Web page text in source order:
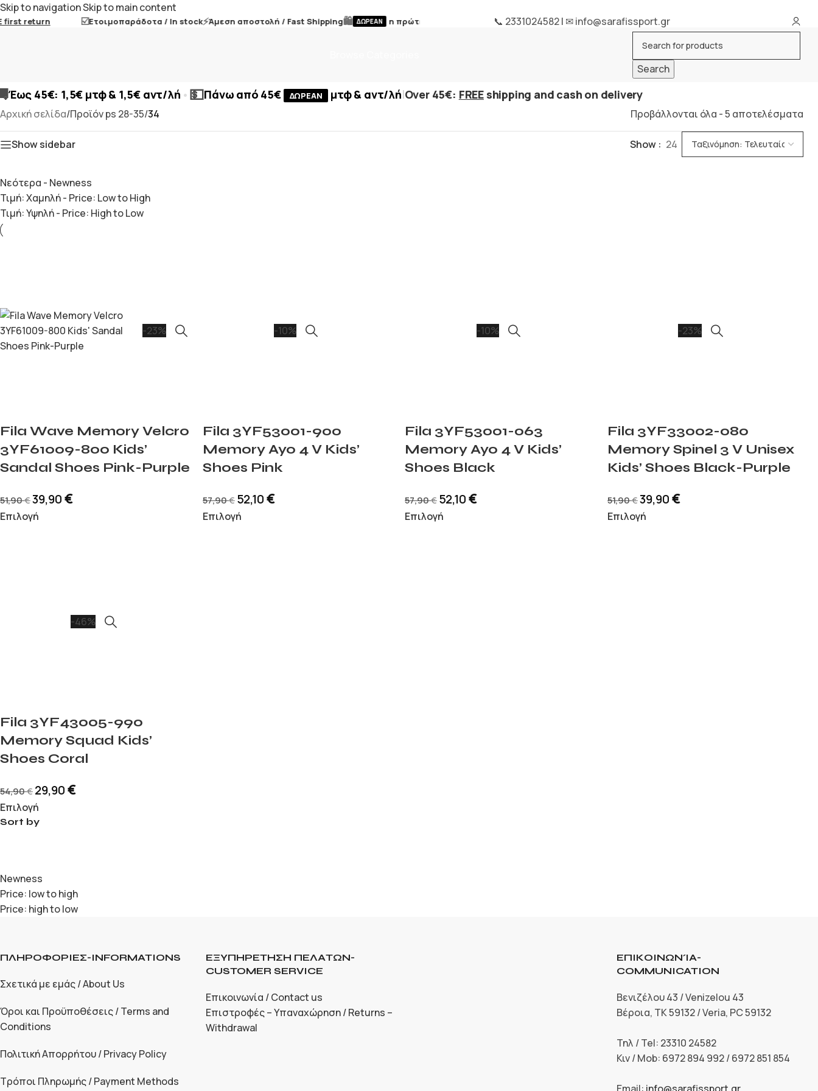
Skip to navigationSkip to main content
return ☑️Ετοιμοπαράδοτα / In stock⚡Άμεση αποστολή / Fast Shipping🛍️ ΔΩΡΕΑΝ η πρώτη επιστροφή / FREE first return
📞 2331024582| ✉ info@sarafissport.gr
Search
Έως 45€: 1,5€ μτφ & 1,5€ αντ/λή •💵Πάνω από 45€ ΔΩΡΕΑΝ μτφ & αντ/λή|Over 45€: FREEshipping and cash on delivery
Αρχική σελίδα/Προϊόν ps 28-35/34 Προβάλλονται όλα - 5 αποτελέσματα
Show sidebar Show 24
Νεότερα - Newness
Τιμή: Χαμηλή - Price: Low to High
Τιμή: Υψηλή - Price: High to Low
-23%
Fila Wave Memory Velcro
3YF61009-800 Kids’
Sandal Shoes Pink-Purple
51,90€39,90€
Επιλογή
-10%
Fila 3YF53001-900
Memory Ayo 4 V Kids’
Shoes Pink
57,90€ 52,10€
Επιλογή
-10%
Fila 3YF53001-063
Memory Ayo 4 V Kids’
Shoes Black
57,90€ 52,10€
Επιλογή
-23%
Fila 3YF33002-080
Memory Spinel 3 V Unisex
Kids’ Shoes Black-Purple
51,90€39,90€
Επιλογή
-46%
Fila 3YF43005-990
Memory Squad Kids’
Shoes Coral
54,90€ 29,90€
Επιλογή
Sort by
Newness
Price: low to high
Price: high to low
ΠΛΗΡΟΦΟΡΙΕΣ-INFORMATIONS
Σχετικά με εμάς / About Us
Όροι και Προϋποθέσεις / Terms and
Conditions
Πολιτική Απορρήτου / Privacy Policy
Τρόποι Πληρωμής / Payment Methods
ΕΞΥΠΗΡΕΤΗΣΗ ΠΕΛΑΤΩΝ-
CUSTOMER SERVICE
Επικοινωνία / Contact us
Επιστροφές – Υπαναχώρηση / Returns –
Withdrawal
ΕΠΙΚΟΙΝΩΝΊΑ-
COMMUNICATION
Βενιζέλου 43 / Venizelou 43
Βέροια, ΤΚ 59132 / Veria, PC 59132
Τηλ / Tel: 23310 24582
Κιν / Mob: 6972 894 992 / 6972 851 854